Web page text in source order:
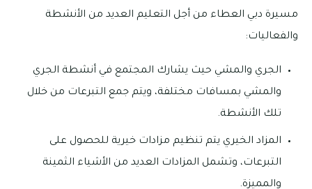
مسيرة دبي العطاء من أجل التعليم العديد من الأنشطة
والفعاليات:
الجري والمشي حيث يشارك المجتمع في أنشطة الجري
والمشي بمسافات مختلفة، ويتم جمع التبرعات من خلال
تلك الأنشطة.
المزاد الخيري يتم تنظيم مزادات خيرية للحصول على
التبرعات، وتشمل المزادات العديد من الأشياء الثمينة
والمميزة.